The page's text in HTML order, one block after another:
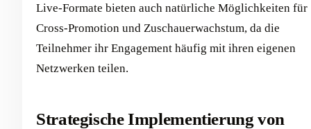
Live-Formate bieten auch natürliche Möglichkeiten für
Cross-Promotion und Zuschauerwachstum, da die
Teilnehmer ihr Engagement häufig mit ihren eigenen
Netzwerken teilen.
Strategische Implementierung von